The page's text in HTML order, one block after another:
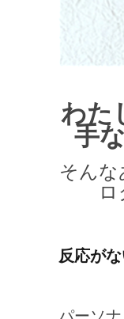
わた
手
そん
反応が